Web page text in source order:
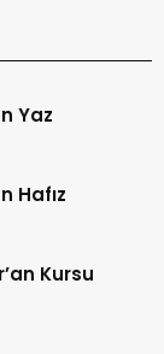
Yaz
Hafız
Kursu